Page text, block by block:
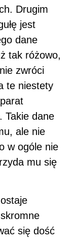
Drugim
jest
dane
tak różowo,
zwróci
te niestety
Takie dane
ale nie
w ogóle nie
mu się
się dość